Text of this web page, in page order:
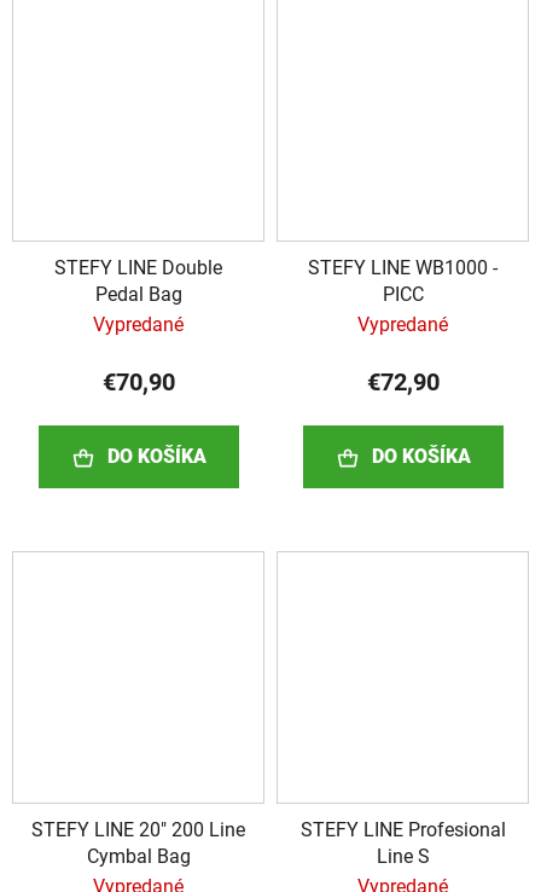
STEFY LINE Double
Pedal Bag
Vypredané
€70,90
DO KOŠÍKA
STEFY LINE WB1000 -
PICC
Vypredané
€72,90
DO KOŠÍKA
STEFY LINE 20" 200 Line
Cymbal Bag
Vypredané
STEFY LINE Profesional
Line S
Vypredané